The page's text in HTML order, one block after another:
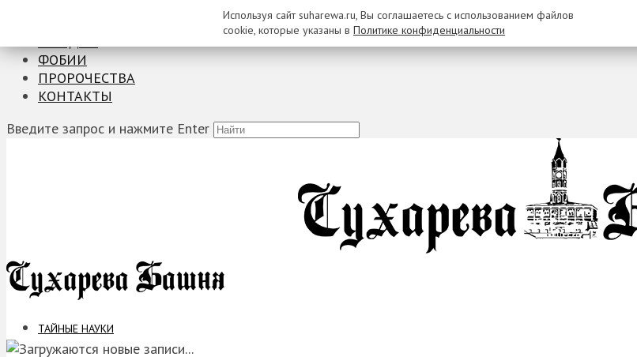
ФОБИИ
ПРОРОЧЕСТВА
КОНТАКТЫ
Введите запрос и нажмите Enter
ТАЙНЫЕ НАУКИ
Используя сайт suharewa.ru, Вы соглашаетесь с использованием файлов
cookie, которые указаны в Политике конфиденциальности